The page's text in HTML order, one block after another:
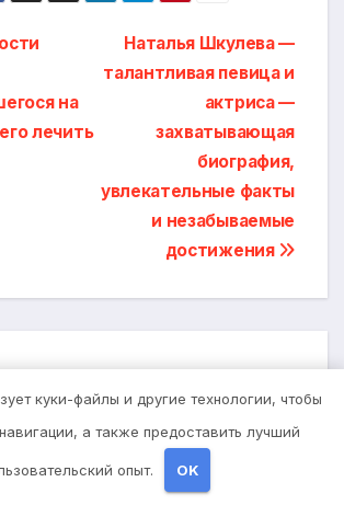
Наталья Шкулева —
талантливая певица и
актриса —
захватывающая
биография,
увлекательные факты
и незабываемые
достижения
на
лечить
Отstudiohallo_
куки-файлы и другие технологии, чтобы
а также предоставить лучший
опыт. OK